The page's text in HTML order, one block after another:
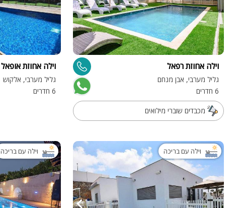
וילה אחוזת רפאל
גליל מערבי, אבן מנחם
6 חדרים
מכבדים שוברי מילואים
וילה אחוזת אופאל
גליל מערבי, אלקוש
6 חדרים
וילה עם בריכה וילה עם בריכה